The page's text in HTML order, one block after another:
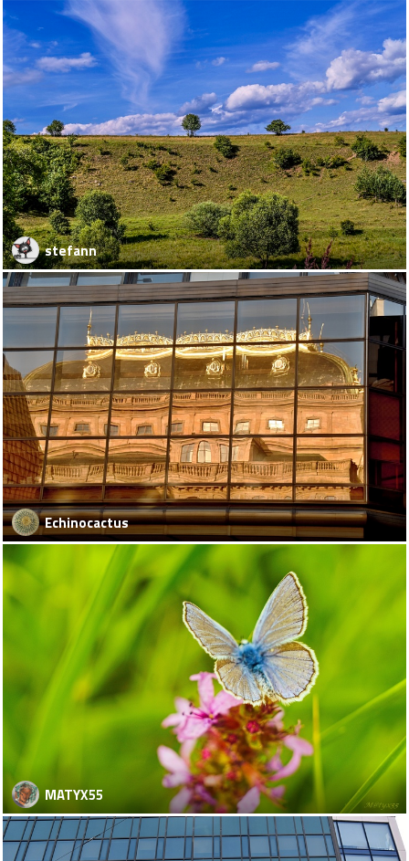
stefann
Echinocactus
MATYX55